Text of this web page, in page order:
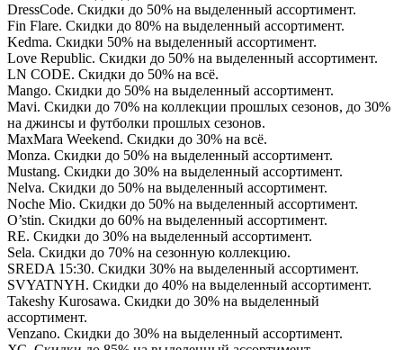
DressCode. Скидки до 50% на выделенный ассортимент.
Fin Flare. Скидки до 80% на выделенный ассортимент.
Kedma. Скидки 50% на выделенный ассортимент.
Love Republic. Скидки до 50% на выделенный ассортимент.
LN CODE. Скидки до 50% на всё.
Mango. Скидки до 50% на выделенный ассортимент.
Mavi. Скидки до 70% на коллекции прошлых сезонов, до 30%
на джинсы и футболки прошлых сезонов.
MaxMara Weekend. Скидки до 30% на всё.
Monza. Скидки до 50% на выделенный ассортимент.
Mustang. Скидки до 30% на выделенный ассортимент.
Nelva. Скидки до 50% на выделенный ассортимент.
Noche Mio. Скидки до 50% на выделенный ассортимент.
O’stin. Скидки до 60% на выделенный ассортимент.
RE. Скидки до 30% на выделенный ассортимент.
Sela. Скидки до 70% на сезонную коллекцию.
SREDA 15:30. Скидки 30% на выделенный ассортимент.
SVYATNYH. Скидки до 40% на выделенный ассортимент.
Takeshy Kurosawa. Скидки до 30% на выделенный
ассортимент.
Venzano. Скидки до 30% на выделенный ассортимент.